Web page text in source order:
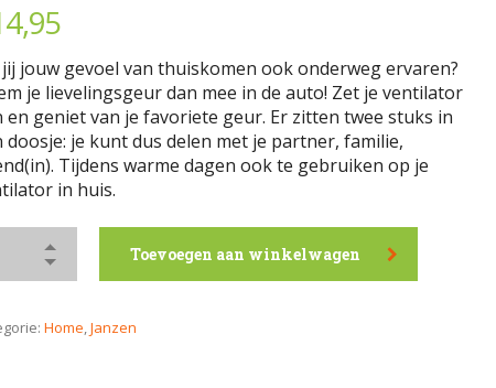
jouw gevoel van thuiskomen ook onderweg ervaren?
je lievelingsgeur dan mee in de auto! Zet je ventilator
en geniet van je favoriete geur. Er zitten twee stuks in
doosje: je kunt dus delen met je partner, familie,
Tijdens warme dagen ook te gebruiken op je
in huis.
Toevoegen aan winkelwagen
Home,Janzen